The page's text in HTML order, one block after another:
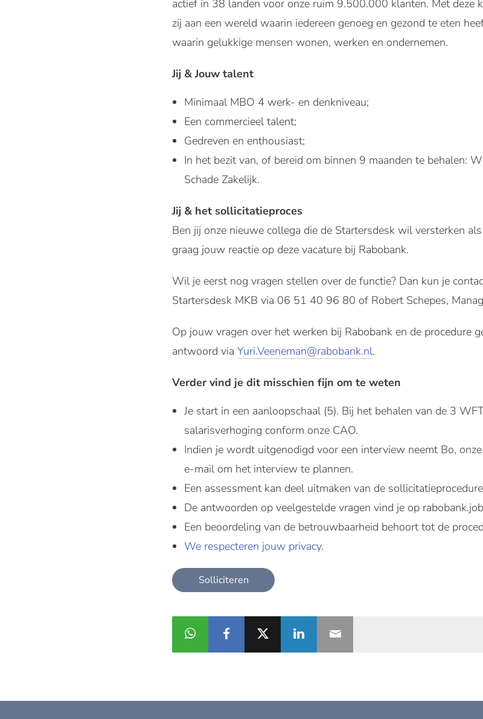
actief in 38 landen voor onze ruim 9.500.000 klanten. Met deze
zij aan een wereld waarin iedereen genoeg en gezond te eten
waarin gelukkige mensen wonen, werken en ondernemen.
Jij & Jouw talent
Minimaal MBO 4 werk- en denkniveau;
Een commercieel talent;
Gedreven en enthousiast;
In het bezit van, of bereid om binnen 9 maanden te behalen:
Schade Zakelijk.
Jij & het sollicitatieproces
Ben jij onze nieuwe collega die de Startersdesk wil versterken
graag jouw reactie op deze vacature bij Rabobank.
Wil je eerst nog vragen stellen over de functie? Dan kun je
Startersdesk MKB via 06 51 40 96 80 of Robert Schepes,
Op jouw vragen over het werken bij Rabobank en de procedure
antwoord via Yuri.Veeneman@rabobank.nl.
Verder vind je dit misschien fijn om te weten
Je start in een aanloopschaal (5). Bij het behalen van de 3
salarisverhoging conform onze CAO.
Indien je wordt uitgenodigd voor een interview neemt Bo,
e-mail om het interview te plannen.
Een assessment kan deel uitmaken van de
De antwoorden op veelgestelde vragen vind je op
Een beoordeling van de betrouwbaarheid behoort tot de
We respecteren jouw privacy.
Solliciteren